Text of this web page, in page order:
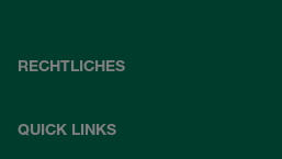
RECHTLICHES
QUICK LINKS